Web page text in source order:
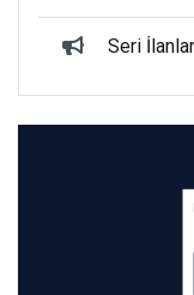
Seri İlanlar